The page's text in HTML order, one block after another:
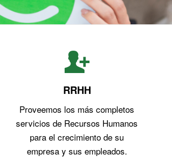
RRHH
Proveemos los más completos
servicios de Recursos Humanos
para el crecimiento de su
empresa y sus empleados.